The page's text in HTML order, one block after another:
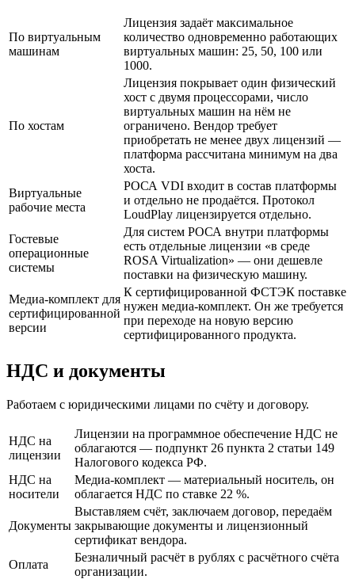
По виртуальным
машинам
Лицензия задаёт максимальное
количество одновременно работающих
виртуальных машин: 25, 50, 100 или
1000.
По хостам
Лицензия покрывает один физический
хост с двумя процессорами, число
виртуальных машин на нём не
ограничено. Вендор требует
приобретать не менее двух лицензий —
платформа рассчитана минимум на два
хоста.
Виртуальные
рабочие места
РОСА VDI входит в состав платформы
и отдельно не продаётся. Протокол
LoudPlay лицензируется отдельно.
Гостевые
операционные
системы
Для систем РОСА внутри платформы
есть отдельные лицензии «в среде
ROSA Virtualization» — они дешевле
поставки на физическую машину.
Медиа-комплект для
сертифицированной
версии
К сертифицированной ФСТЭК поставке
нужен медиа-комплект. Он же требуется
при переходе на новую версию
сертифицированного продукта.
НДС и документы
Работаем с юридическими лицами по счёту и договору.
НДС на
лицензии
Лицензии на программное обеспечение НДС не
облагаются — подпункт 26 пункта 2 статьи 149
Налогового кодекса РФ.
НДС на
носители
Медиа-комплект — материальный носитель, он
облагается НДС по ставке 22 %.
Документы
Выставляем счёт, заключаем договор, передаём
закрывающие документы и лицензионный
сертификат вендора.
Оплата
Безналичный расчёт в рублях с расчётного счёта
организации.